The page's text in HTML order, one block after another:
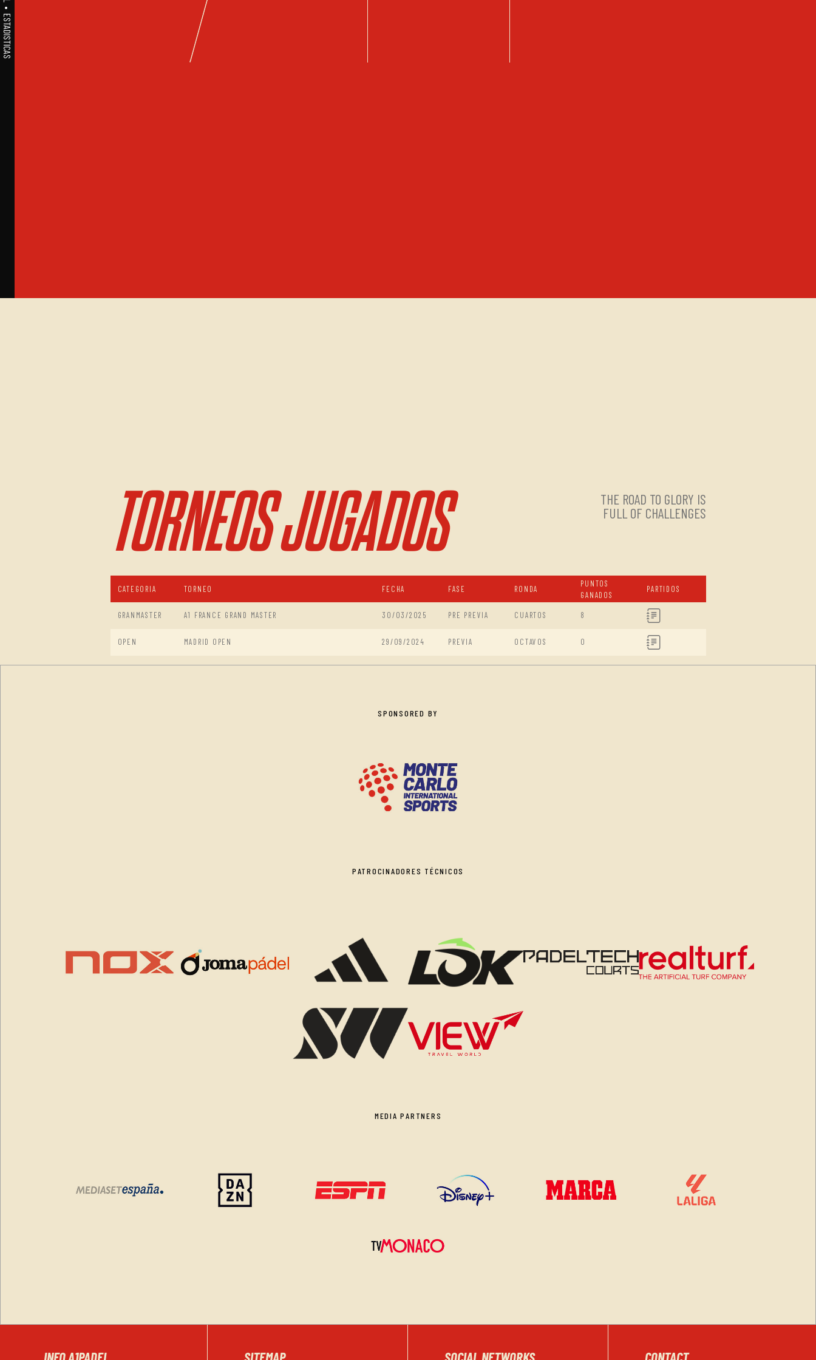
TORNEOS JUGADOS
THE ROAD TO GLORY IS
FULL OF CHALLENGES
CATEGORIA TORNEO FECHA FASE RONDA
PUNTOS
GANADOS
PARTIDOS
GRANMASTER A1 FRANCE GRAND MASTER 30/03/2025 PRE PREVIA CUARTOS 8
OPEN MADRID OPEN 29/09/2024 PREVIA OCTAVOS 0
SPONSORED BY
PATROCINADORES TÉCNICOS
MEDIA PARTNERS